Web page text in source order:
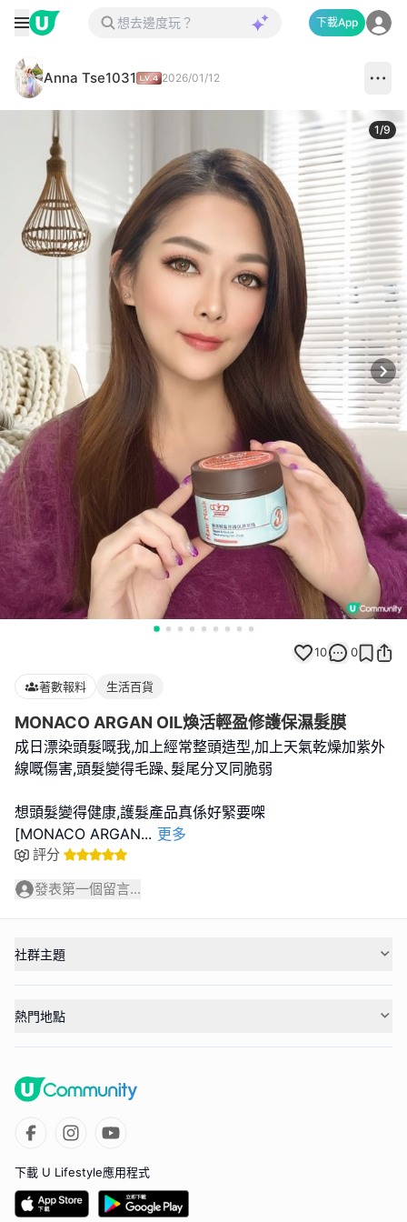
下載App
Anna Tse1031 2026/01/12
1/9
10 0
著數報料 生活百貨
MONACO ARGAN OIL煥活輕盈修護保濕髮膜
成日漂染頭髮嘅我,加上經常整頭造型,加上天氣乾燥加紫外
線嘅傷害,頭髮變得毛躁､髮尾分叉同脆弱
想頭髮變得健康,護髮產品真係好緊要㗎
[MONACO ARGAN... 更多
評分
發表第一個留言...
社群主題
熱門地點
下載 U Lifestyle應用程式